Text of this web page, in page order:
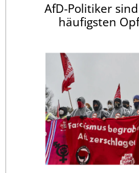
AfD-Politiker
häufigsten